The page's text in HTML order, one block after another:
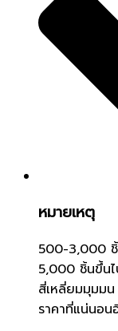
หมายเหตุ
500-3,000
5,000 ชิ้นขึ้น
สี่เหลี่ยมมุมม
ราคาที่แน่นอน